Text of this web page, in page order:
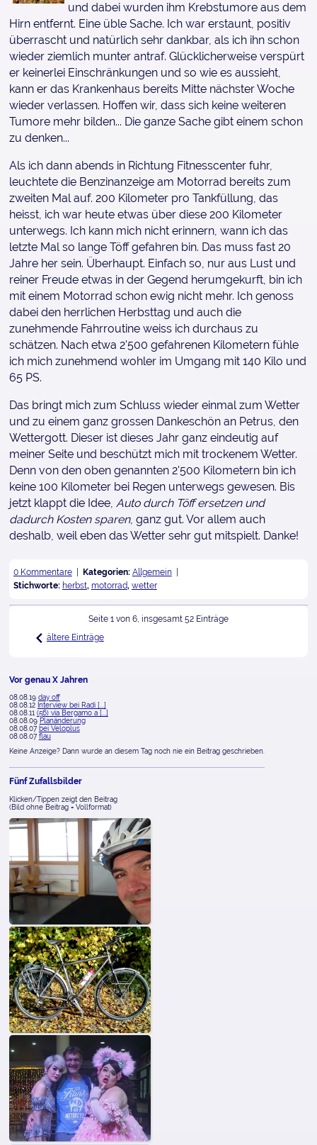
und dabei wurden ihm Krebstumore aus dem
Hirn entfernt. Eine üble Sache. Ich war erstaunt, positiv
überrascht und natürlich sehr dankbar, als ich ihn schon
wieder ziemlich munter antraf. Glücklicherweise verspürt
er keinerlei Einschränkungen und so wie es aussieht,
kann er das Krankenhaus bereits Mitte nächster Woche
wieder verlassen. Hoffen wir, dass sich keine weiteren
Tumore mehr bilden... Die ganze Sache gibt einem schon
zu denken...
Als ich dann abends in Richtung Fitnesscenter fuhr,
leuchtete die Benzinanzeige am Motorrad bereits zum
zweiten Mal auf. 200 Kilometer pro Tankfüllung, das
heisst, ich war heute etwas über diese 200 Kilometer
unterwegs. Ich kann mich nicht erinnern, wann ich das
letzte Mal so lange Töff gefahren bin. Das muss fast 20
Jahre her sein. Überhaupt. Einfach so, nur aus Lust und
reiner Freude etwas in der Gegend herumgekurft, bin ich
mit einem Motorrad schon ewig nicht mehr. Ich genoss
dabei den herrlichen Herbsttag und auch die
zunehmende Fahrroutine weiss ich durchaus zu
schätzen. Nach etwa 2'500 gefahrenen Kilometern fühle
ich mich zunehmend wohler im Umgang mit 140 Kilo und
65 PS.
Das bringt mich zum Schluss wieder einmal zum Wetter
und zu einem ganz grossen Dankeschön an Petrus, den
Wettergott. Dieser ist dieses Jahr ganz eindeutig auf
meiner Seite und beschützt mich mit trockenem Wetter.
Denn von den oben genannten 2'500 Kilometern bin ich
keine 100 Kilometer bei Regen unterwegs gewesen. Bis
jetzt klappt die Idee, Auto durch Töff ersetzen und
dadurch Kosten sparen, ganz gut. Vor allem auch
deshalb, weil eben das Wetter sehr gut mitspielt. Danke!
0 Kommentare Kategorien: Allgemein
Stichworte: herbst, motorrad, wetter
Seite 1 von 6, insgesamt 52 Einträge
ältere Einträge
Vor genau X Jahren
08.08.19 day off
08.08.12 Interview bei Radi [...]
08.08.11 (56) via Bergamo a [...]
08.08.09 Planänderung
08.08.07 bei Veloplus
08.08.07 flau
Keine Anzeige? Dann wurde an diesem Tag noch nie ein Beitrag geschrieben.
Fünf Zufallsbilder
Klicken/Tippen zeigt den Beitrag
(Bild ohne Beitrag = Vollformat)